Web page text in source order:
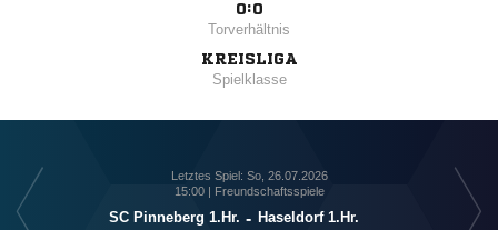
0:0
Torverhältnis
KREISLIGA
Spielklasse
Letztes Spiel: So, 26.07.2026
15:00 | Freundschaftsspiele
SC Pinneberg 1.Hr. - Haseldorf 1.Hr.